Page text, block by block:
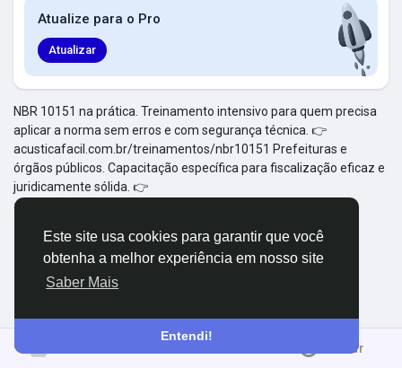
Este site usa cookies para garantir que você
obtenha a melhor experiência em nosso site
Saber Mais
Entendi!
Entrar
Meus Grupos
Explorar Páginas
Páginas Curtidas
Postagens populares
Descubra Novas Postagens
Atualize para o Pro
Atualizar
NBR 10151 na prática. Treinamento intensivo para quem precisa
aplicar a norma sem erros e com segurança técnica. 👉
acusticafacil.com.br/treinamentos/nbr10151 Prefeituras e
órgãos públicos. Capacitação específica para fiscalização eficaz e
juridicamente sólida. 👉
acusticafacil.com.br/treinamentos/prefeituras